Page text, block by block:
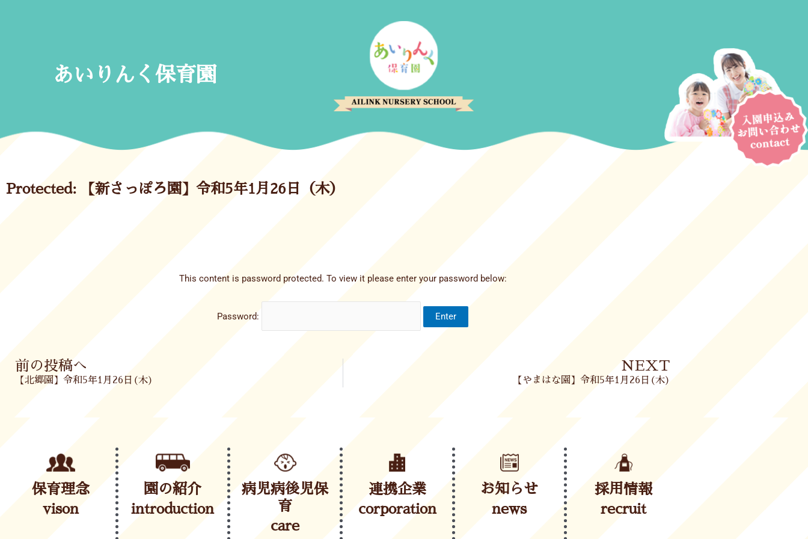
あいりんく保育園
Protected: 【新さっぽろ園】令和5年1月26日（木）
This content is password protected. To view it please enter your password below:
Password:
Prev
前の投稿へ
【北郷園】令和5年1月26日(木)
NEXT
【やまはな園】令和5年1月26日(木)
保育理念
vison
園の紹介
introduction
病児病後児保
育
care
連携企業
corporation
お知らせ
news
採用情報
recruit